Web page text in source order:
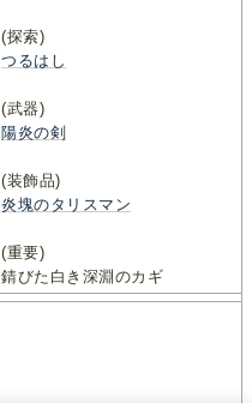
(探索)
つるはし
(武器)
陽炎の剣
(装飾品)
炎塊のタリスマン
(重要)
錆びた白き深淵のカギ